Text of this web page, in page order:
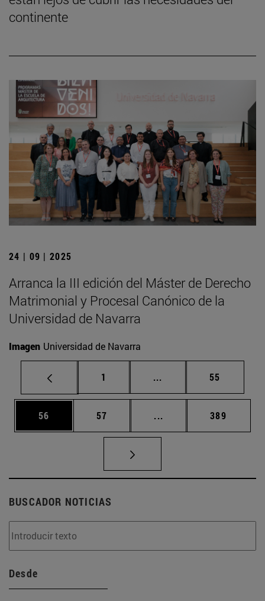
continente
24 | 09 | 2025
Arranca la III edición del Máster de Derecho
Matrimonial y Procesal Canónico de la
Universidad de Navarra
Imagen Universidad de Navarra
Página
1 ... Páginas intermedias
Página
55
Página
56 Página
57 ... Páginas intermedias
Página
389
BUSCADOR NOTICIAS
Desde